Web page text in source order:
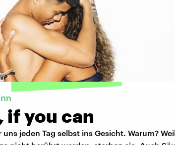
if you can
jeden Tag selbst ins Gesicht. Warum?